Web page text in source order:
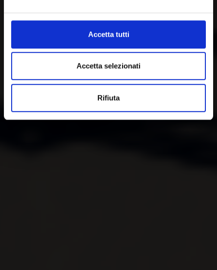
Accetta tutti
Accetta selezionati
Rifiuta